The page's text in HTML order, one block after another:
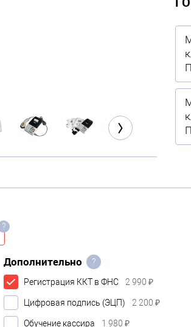
?
?
Дополнительно
Регистрация ККТ в ФНС 2 990 ₽
Цифровая подпись (ЭЦП) 2 200 ₽
Обучение кассира 1 980 ₽